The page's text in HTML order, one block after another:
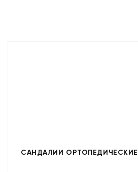
САНДАЛИИ ОРТОПЕДИЧЕСКИЕ